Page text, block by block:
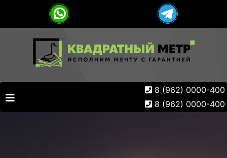
8 (962) 0000-400
8 (962) 0000-400